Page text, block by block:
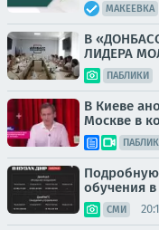
МАКЕЕВКА
В
ЛИДЕРА
ПАБЛИКИ
В Киеве
Москве в
обучения
СМИ